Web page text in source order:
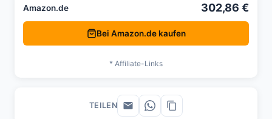
Amazon.de 302,86 €
Bei Amazon.de kaufen
* Affiliate-Links
TEILEN